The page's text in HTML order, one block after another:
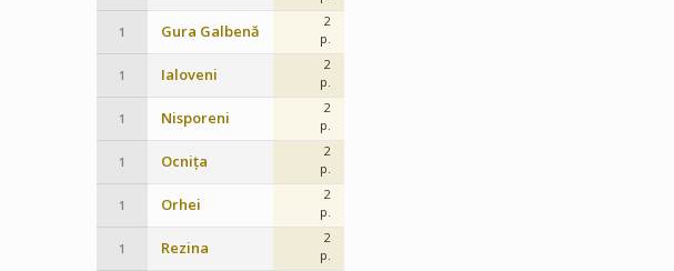
1 Gura Galbenă
2
p.
1 Ialoveni
2
p.
1 Nisporeni
2
p.
1 Ocnița
2
p.
1 Orhei
2
p.
1 Rezina
2
p.